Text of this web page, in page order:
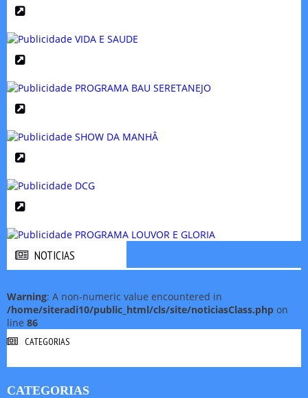
NOTICIAS
Warning: A non-numeric value encountered in
/home/siteradi10/public_html/cls/site/noticiasClass.php on
line 86
CATEGORIAS
CATEGORIAS